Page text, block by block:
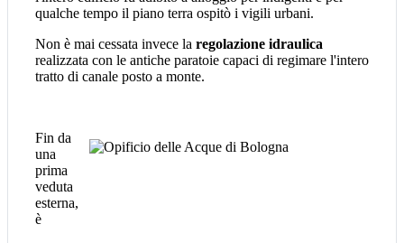
qualche tempo il piano terra ospitò i vigili urbani.
Non è mai cessata invece la regolazione idraulica
realizzata con le antiche paratoie capaci di regimare l'intero
tratto di canale posto a monte.
Fin da
una
prima
veduta
esterna,
è